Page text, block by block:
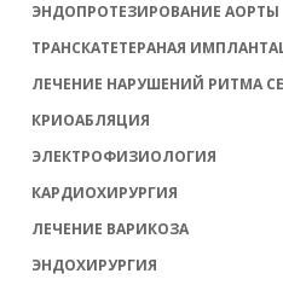
ЭНДОПРОТЕЗИРОВАНИЕ АОРТЫ
ТРАНСКАТЕТЕРАНАЯ
ЛЕЧЕНИЕ НАРУШЕНИЙ РИТМА
КРИОАБЛЯЦИЯ
ЭЛЕКТРОФИЗИОЛОГИЯ
КАРДИОХИРУРГИЯ
ЛЕЧЕНИЕ ВАРИКОЗА
ЭНДОХИРУРГИЯ